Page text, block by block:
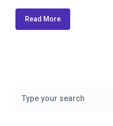
Read More